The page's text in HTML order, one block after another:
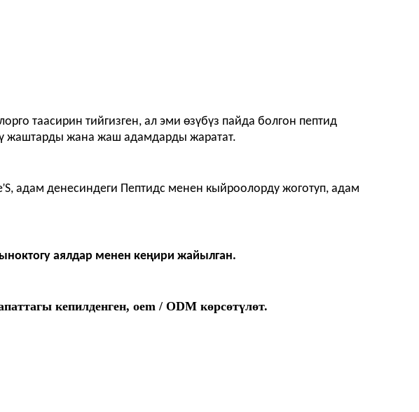
таасирин тийгизген, ал эми өзүбүз пайда болгон пептид
жаштарды жана жаш адамдарды жаратат.
'S, адам денесиндеги Пептидс менен кыйроолорду жоготуп, адам
аялдар менен кеңири жайылган.
кепилденген, oem / ODM көрсөтүлөт.